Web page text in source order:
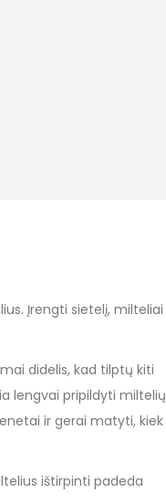
Įrengti sietelį, milteliai
didelis, kad tilptų kiti
lengvai pripildyti miltelių
ir gerai matyti, kiek
ištirpinti padeda